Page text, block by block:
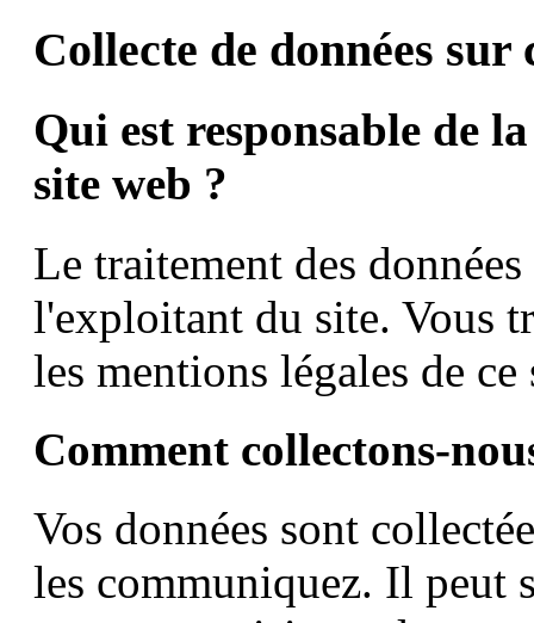
Collecte de données sur
Qui est responsable de
site web ?
Le traitement des
l'exploitant du site. Vous
les mentions légales de ce
Comment collectons-
Vos données sont
les communiquez. Il peut